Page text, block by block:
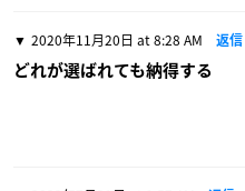
2020年11月20日 at 8:28 AM 返信
どれが選ばれても納得する